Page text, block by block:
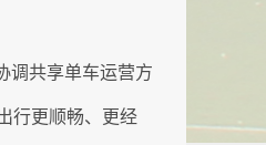
调共享单车运营方
行更顺畅、更经